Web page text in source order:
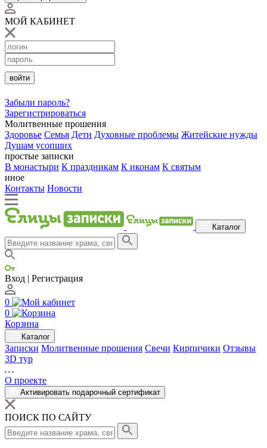
МОЙ КАБИНЕТ
войти
Забыли пароль?
Зарегистрироваться
Молитвенные прошения
Здоровье Семья Дети Духовные проблемы Житейские нужды
Душам усопших
простые записки
В монастыри К праздникам К иконам К святым
иное
Контакты Новости
Каталог
Вход | Регистрация
0
0
Корзина
Каталог
Записки Молитвенные прошения Свечи Кирпичики Отзывы
3D тур
О проекте
Активировать подарочный сертификат
ПОИСК ПО САЙТУ